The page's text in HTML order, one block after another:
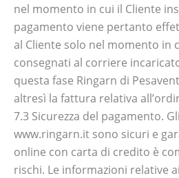
nel momento in cui il Cliente
pagamento viene pertanto
al Cliente solo nel momento in
consegnati al corriere
questa fase Ringarn di
altresì la fattura relativa
7.3 Sicurezza del pagamento.
www.ringarn.it sono sicuri e
online con carta di credito è
rischi. Le informazioni relative